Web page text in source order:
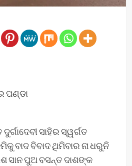
ପଣ୍ଡା
ସାହିର ସ୍ୱର୍ଗତ
ବାଦ ବିବାଦ ଥିମିବାର ନା ଧରୁନି
ସାନ ପୁଅ ବସନ୍ତ ଦାଶଙ୍କ